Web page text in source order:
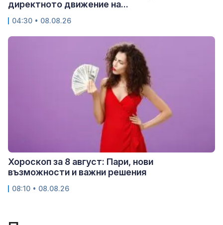
директното движение на...
04:30 • 08.08.26
Хороскоп за 8 август: Пари, нови
възможности и важни решения
08:10 • 08.08.26